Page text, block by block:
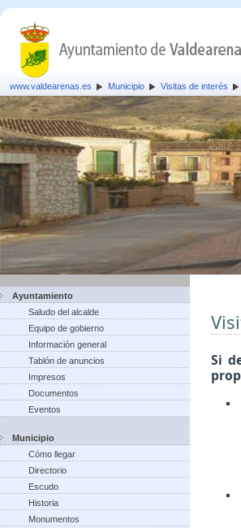
www.valdearenas.es Municipio Visitas de interés
Ayuntamiento
Saludo del alcalde
Equipo de gobierno
Información general
Tablón de anuncios
Impresos
Documentos
Eventos
Municipio
Cómo llegar
Directorio
Escudo
Historia
Monumentos
Si